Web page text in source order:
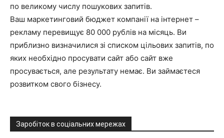
по великому числу пошукових запитів.
Ваш маркетинговий бюджет компанії на інтернет –
рекламу перевищує 80 000 рублів на місяць. Ви
приблизно визначилися зі списком цільових запитів, по
яких необхідно просувати сайт або сайт вже
просувається, але результату немає. Ви займаєтеся
розвитком свого бізнесу.
Заробіток в соціальних мережах